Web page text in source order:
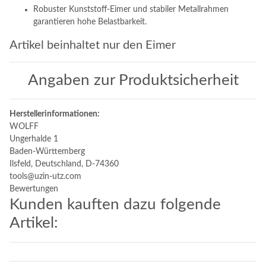
Robuster Kunststoff-Eimer und stabiler Metallrahmen
garantieren hohe Belastbarkeit.
Artikel beinhaltet nur den Eimer
Angaben zur Produktsicherheit
Herstellerinformationen:
WOLFF
Ungerhalde 1
Baden-Württemberg
Ilsfeld, Deutschland, D-74360
tools@uzin-utz.com
Bewertungen
Kunden kauften dazu folgende
Artikel: